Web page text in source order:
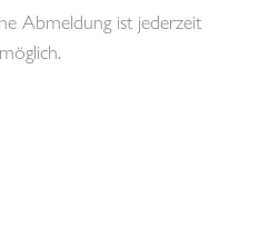
Abmeldung ist jederzeit
möglich.